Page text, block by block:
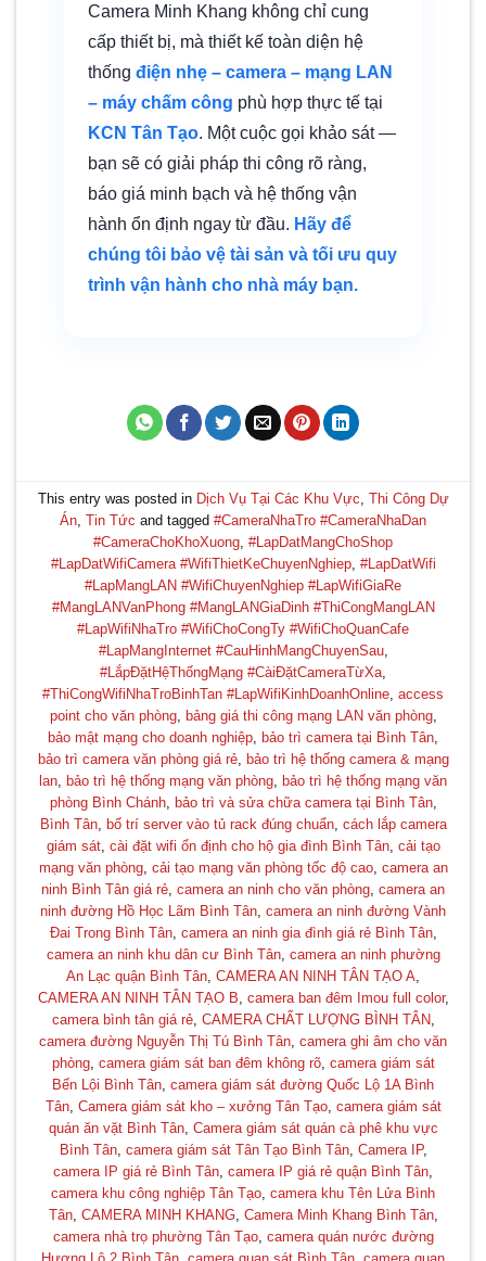
Camera Minh Khang không chỉ cung
cấp thiết bị, mà thiết kế toàn diện hệ
thống điện nhẹ – camera – mạng LAN
– máy chấm công phù hợp thực tế tại
KCN Tân Tạo. Một cuộc gọi khảo sát —
bạn sẽ có giải pháp thi công rõ ràng,
báo giá minh bạch và hệ thống vận
hành ổn định ngay từ đầu. Hãy để
chúng tôi bảo vệ tài sản và tối ưu quy
trình vận hành cho nhà máy bạn.
This entry was posted in Dịch Vụ Tại Các Khu Vực, Thi Công Dự
Án, Tin Tức and tagged #CameraNhaTro #CameraNhaDan
#CameraChoKhoXuong, #LapDatMangChoShop
#LapDatWifiCamera #WifiThietKeChuyenNghiep, #LapDatWifi
#LapMangLAN #WifiChuyenNghiep #LapWifiGiaRe
#MangLANVanPhong #MangLANGiaDinh #ThiCongMangLAN
#LapWifiNhaTro #WifiChoCongTy #WifiChoQuanCafe
#LapMangInternet #CauHinhMangChuyenSau,
#LắpĐặtHệThốngMạng #CàiĐặtCameraTừXa,
#ThiCongWifiNhaTroBinhTan #LapWifiKinhDoanhOnline, access
point cho văn phòng, bảng giá thi công mạng LAN văn phòng,
bảo mật mạng cho doanh nghiệp, bảo trì camera tại Bình Tân,
bảo trì camera văn phòng giá rẻ, bảo trì hệ thống camera & mạng
lan, bảo trì hệ thống mạng văn phòng, bảo trì hệ thống mạng văn
phòng Bình Chánh, bảo trì và sửa chữa camera tại Bình Tân,
Bình Tân, bố trí server vào tủ rack đúng chuẩn, cách lắp camera
giám sát, cài đặt wifi ổn định cho hộ gia đình Bình Tân, cải tạo
mạng văn phòng, cải tạo mạng văn phòng tốc độ cao, camera an
ninh Bình Tân giá rẻ, camera an ninh cho văn phòng, camera an
ninh đường Hồ Học Lãm Bình Tân, camera an ninh đường Vành
Đai Trong Bình Tân, camera an ninh gia đình giá rẻ Bình Tân,
camera an ninh khu dân cư Bình Tân, camera an ninh phường
An Lạc quận Bình Tân, CAMERA AN NINH TÂN TẠO A,
CAMERA AN NINH TÂN TẠO B, camera ban đêm Imou full color,
camera bình tân giá rẻ, CAMERA CHẤT LƯỢNG BÌNH TÂN,
camera đường Nguyễn Thị Tú Bình Tân, camera ghi âm cho văn
phòng, camera giám sát ban đêm không rõ, camera giám sát
Bến Lội Bình Tân, camera giám sát đường Quốc Lộ 1A Bình
Tân, Camera giám sát kho – xưởng Tân Tạo, camera giám sát
quán ăn vặt Bình Tân, Camera giám sát quán cà phê khu vực
Bình Tân, camera giám sát Tân Tạo Bình Tân, Camera IP,
camera IP giá rẻ Bình Tân, camera IP giá rẻ quận Bình Tân,
camera khu công nghiệp Tân Tạo, camera khu Tên Lửa Bình
Tân, CAMERA MINH KHANG, Camera Minh Khang Bình Tân,
camera nhà trọ phường Tân Tạo, camera quán nước đường